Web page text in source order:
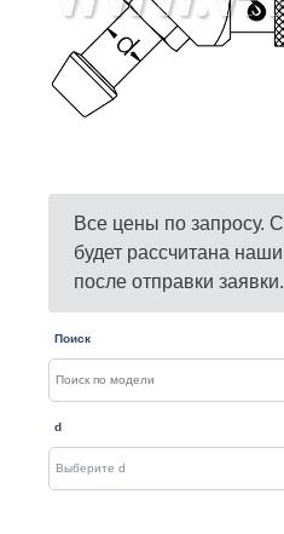
Все цены по запросу.
будет рассчитана
после отправки заявки.
Поиск
d